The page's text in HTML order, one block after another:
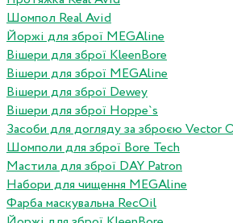
Шомпол Real Avid
Йоржі для зброї MEGAline
Вішери для зброї KleenBore
Вішери для зброї MEGAline
Вішери для зброї Dewey
Вішери для зброї Hoppe`s
Засоби для догляду за зброєю Vector
Шомполи для зброї Bore Tech
Мастила для зброї DAY Patron
Набори для чищення MEGAline
Фарба маскувальна RecOil